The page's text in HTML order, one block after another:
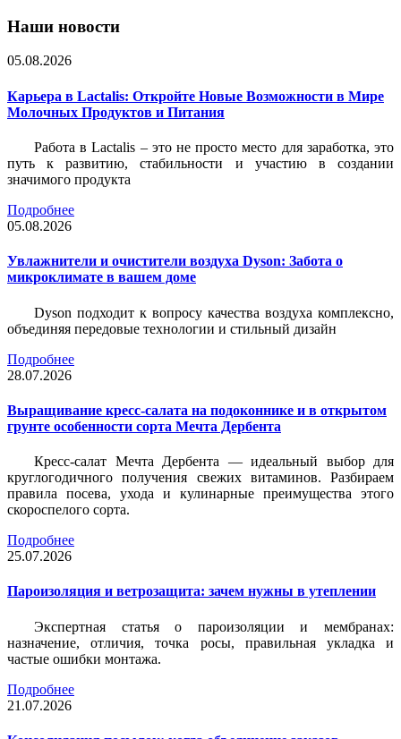
Наши новости
05.08.2026
Карьера в Lactalis: Откройте Новые Возможности в Мире
Молочных Продуктов и Питания
Работа в Lactalis – это не просто место для заработка, это
путь к развитию, стабильности и участию в создании
значимого продукта
Подробнее
05.08.2026
Увлажнители и очистители воздуха Dyson: Забота о
микроклимате в вашем доме
Dyson подходит к вопросу качества воздуха комплексно,
объединяя передовые технологии и стильный дизайн
Подробнее
28.07.2026
Выращивание кресс-салата на подоконнике и в открытом
грунте особенности сорта Мечта Дербента
Кресс-салат Мечта Дербента — идеальный выбор для
круглогодичного получения свежих витаминов. Разбираем
правила посева, ухода и кулинарные преимущества этого
скороспелого сорта.
Подробнее
25.07.2026
Пароизоляция и ветрозащита: зачем нужны в утеплении
Экспертная статья о пароизоляции и мембранах:
назначение, отличия, точка росы, правильная укладка и
частые ошибки монтажа.
Подробнее
21.07.2026